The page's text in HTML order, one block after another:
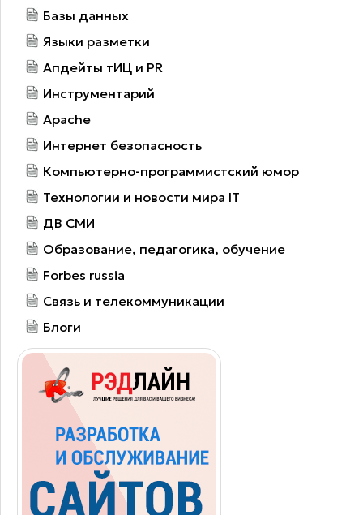
Базы данных
Языки разметки
Апдейты тИЦ и PR
Инструментарий
Apache
Интернет безопасность
Компьютерно-программистский юмор
Технологии и новости мира IT
ДВ СМИ
Образование, педагогика, обучение
Forbes russia
Связь и телекоммуникации
Блоги